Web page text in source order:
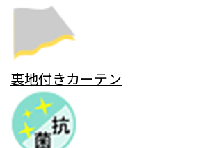
裏地付きカーテン